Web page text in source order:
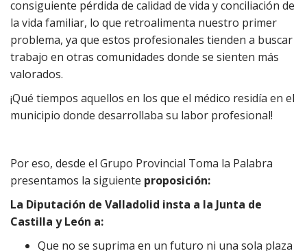
consiguiente pérdida de calidad de vida y conciliación de
la vida familiar, lo que retroalimenta nuestro primer
problema, ya que estos profesionales tienden a buscar
trabajo en otras comunidades donde se sienten más
valorados.
¡Qué tiempos aquellos en los que el médico residía en el
municipio donde desarrollaba su labor profesional!
Por eso, desde el Grupo Provincial Toma la Palabra
presentamos la siguiente proposición:
La Diputación de Valladolid insta a la Junta de
Castilla y León a:
Que no se suprima en un futuro ni una sola plaza